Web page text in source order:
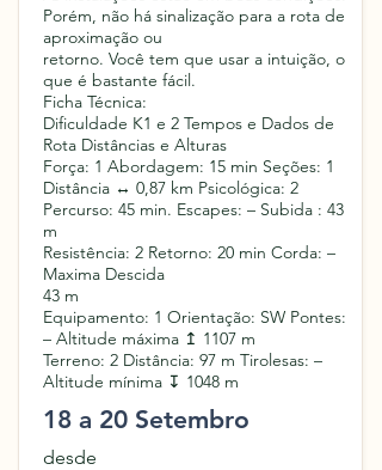
Porém, não há sinalização para a rota de
aproximação ou
retorno. Você tem que usar a intuição, o
que é bastante fácil.
Ficha Técnica:
Dificuldade K1 e 2 Tempos e Dados de
Rota Distâncias e Alturas
Força: 1 Abordagem: 15 min Seções: 1
Distância ↔ 0,87 km Psicológica: 2
Percurso: 45 min. Escapes: – Subida : 43
m
Resistência: 2 Retorno: 20 min Corda: –
Maxima Descida
43 m
Equipamento: 1 Orientação: SW Pontes:
– Altitude máxima ↥ 1107 m
Terreno: 2 Distância: 97 m Tirolesas: –
Altitude mínima ↧ 1048 m
18 a 20 Setembro
desde